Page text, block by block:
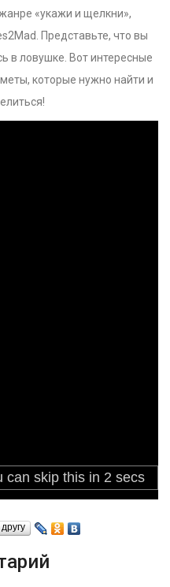
«укажи и щелкни»,
Представьте, что вы
в ловушке. Вот интересные
которые нужно найти и